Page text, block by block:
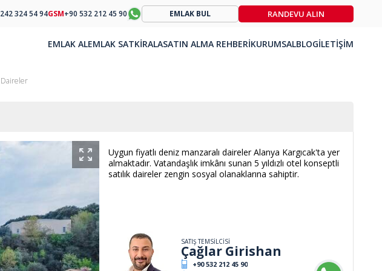
Daireler
Uygun fiyatlı deniz manzaralı daireler Alanya Kargıcak'ta yer
almaktadır. Vatandaşlık imkânı sunan 5 yıldızlı otel konseptli
satılık daireler zengin sosyal olanaklarına sahiptir.
SATIŞ TEMSİLCİSİ
Çağlar Girishan
+90 532 212 45 90
324 54 94GSM+90 532 212 45 90 EMLAK BUL RANDEVU ALIN
EMLAK ALEMLAK SATKİRALASATIN ALMA REHBERİKURUMSALBLOGİLETİŞİM